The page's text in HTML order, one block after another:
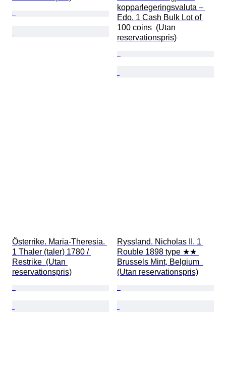
kopparlegeringsvaluta –
Edo. 1 Cash Bulk Lot of
100 coins  (Utan
reservationspris)
Österrike. Maria-Theresia.
1 Thaler (taler) 1780 /
Restrike  (Utan
reservationspris)
Ryssland. Nicholas II. 1
Rouble 1898 type ★★
Brussels Mint, Belgium
(Utan reservationspris)